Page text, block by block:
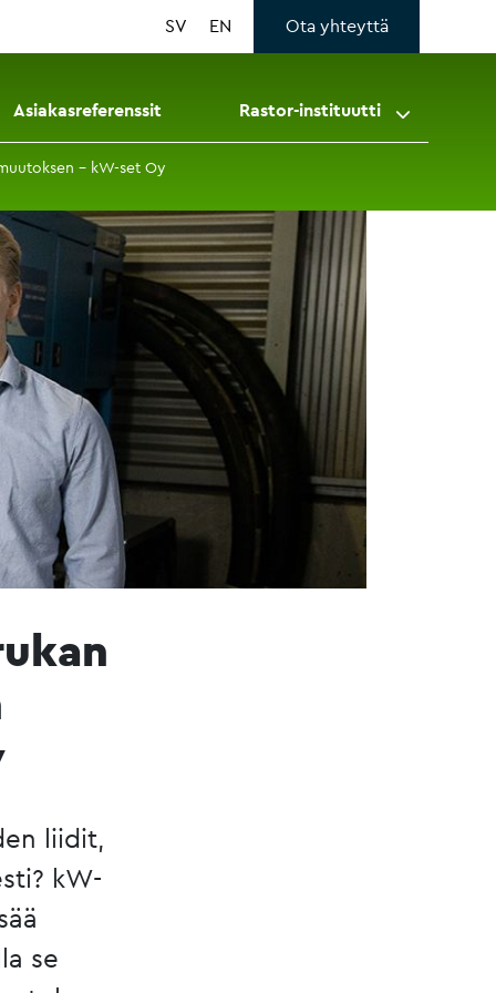
SV EN Ota yhteyttä
Asiakasreferenssit Rastor-instituutti
– kW-set Oy
liidit,
kW-
se